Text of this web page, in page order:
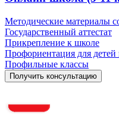
Методические материалы
Государственный аттестат
Прикрепление к школе
Профориентация для детей
Профильные классы
Получить консультацию